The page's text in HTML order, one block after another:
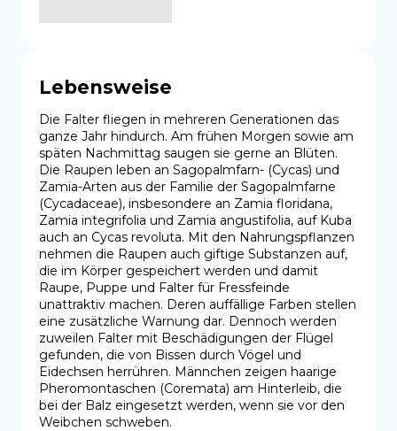
Lebensweise
Die Falter fliegen in mehreren Generationen das
ganze Jahr hindurch. Am frühen Morgen sowie am
späten Nachmittag saugen sie gerne an Blüten.
Die Raupen leben an Sagopalmfarn- (Cycas) und
Zamia-Arten aus der Familie der Sagopalmfarne
(Cycadaceae), insbesondere an Zamia floridana,
Zamia integrifolia und Zamia angustifolia, auf Kuba
auch an Cycas revoluta. Mit den Nahrungspflanzen
nehmen die Raupen auch giftige Substanzen auf,
die im Körper gespeichert werden und damit
Raupe, Puppe und Falter für Fressfeinde
unattraktiv machen. Deren auffällige Farben stellen
eine zusätzliche Warnung dar. Dennoch werden
zuweilen Falter mit Beschädigungen der Flügel
gefunden, die von Bissen durch Vögel und
Eidechsen herrühren. Männchen zeigen haarige
Pheromontaschen (Coremata) am Hinterleib, die
bei der Balz eingesetzt werden, wenn sie vor den
Weibchen schweben.